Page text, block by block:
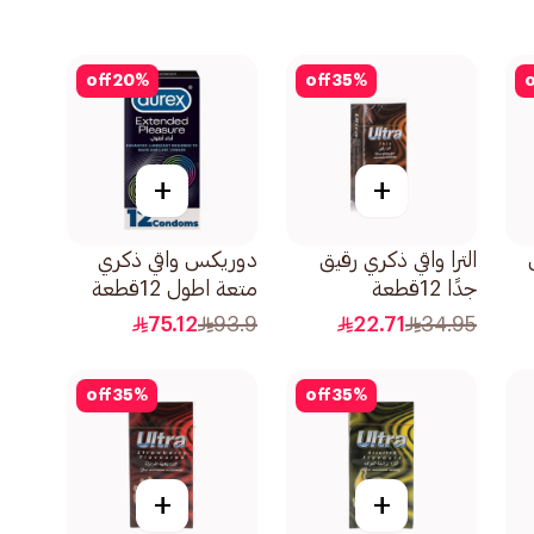
35%
off
+
الترا واقي ذكري رقيق
جدًا 12قطعة
34.95
22.71
20%
off
+
دوريكس واقي ذكري
متعة اطول 12قطعة
93.9
75.12
35%
off
+
35%
off
+